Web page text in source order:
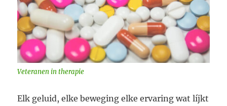
Veteranen in therapie
Elk geluid, elke beweging elke ervaring wat líjkt